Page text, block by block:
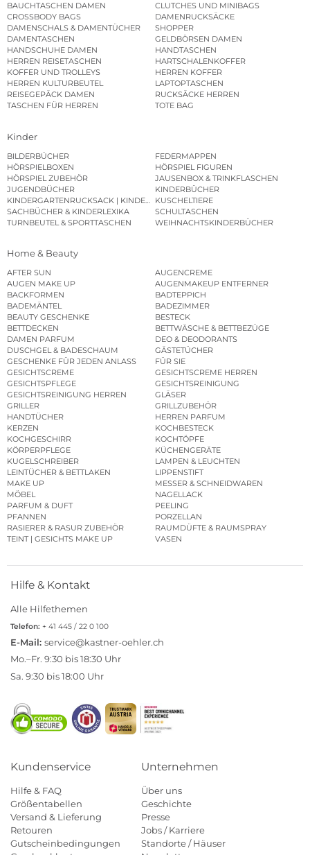
BAUCHTASCHEN DAMEN
CLUTCHES UND MINIBAGS
CROSSBODY BAGS
DAMENRUCKSÄCKE
DAMENSCHALS & DAMENTÜCHER
SHOPPER
DAMENTASCHEN
GELDBÖRSEN DAMEN
HANDSCHUHE DAMEN
HANDTASCHEN
HERREN REISETASCHEN
HARTSCHALENKOFFER
KOFFER UND TROLLEYS
HERREN KOFFER
HERREN KULTURBEUTEL
LAPTOPTASCHEN
REISEGEPÄCK DAMEN
RUCKSÄCKE HERREN
TASCHEN FÜR HERREN
TOTE BAG
Kinder
BILDERBÜCHER
FEDERMAPPEN
HÖRSPIELBOXEN
HÖRSPIEL FIGUREN
HÖRSPIEL ZUBEHÖR
JAUSENBOX & TRINKFLASCHEN
JUGENDBÜCHER
KINDERBÜCHER
KINDERGARTENRUCKSACK | KINDERGARTENBEUTEL
KUSCHELTIERE
SACHBÜCHER & KINDERLEXIKA
SCHULTASCHEN
TURNBEUTEL & SPORTTASCHEN
WEIHNACHTSKINDERBÜCHER
Home & Beauty
AFTER SUN
AUGENCREME
AUGEN MAKE UP
AUGENMAKEUP ENTFERNER
BACKFORMEN
BADTEPPICH
BADEMÄNTEL
BADEZIMMER
BEAUTY GESCHENKE
BESTECK
BETTDECKEN
BETTWÄSCHE & BETTBEZÜGE
DAMEN PARFUM
DEO & DEODORANTS
DUSCHGEL & BADESCHAUM
GÄSTETÜCHER
GESCHENKE FÜR JEDEN ANLASS
FÜR SIE
GESICHTSCREME
GESICHTSCREME HERREN
GESICHTSPFLEGE
GESICHTSREINIGUNG
GESICHTSREINIGUNG HERREN
GLÄSER
GRILLER
GRILLZUBEHÖR
HANDTÜCHER
HERREN PARFUM
KERZEN
KOCHBESTECK
KOCHGESCHIRR
KOCHTÖPFE
KÖRPERPFLEGE
KÜCHENGERÄTE
KUGELSCHREIBER
LAMPEN & LEUCHTEN
LEINTÜCHER & BETTLAKEN
LIPPENSTIFT
MAKE UP
MESSER & SCHNEIDWAREN
MÖBEL
NAGELLACK
PARFUM & DUFT
PEELING
PFANNEN
PORZELLAN
RASIERER & RASUR ZUBEHÖR
RAUMDÜFTE & RAUMSPRAY
TEINT | GESICHTS MAKE UP
VASEN
Hilfe & Kontakt
Alle Hilfethemen
Telefon: + 41 445 / 22 0 100
E-Mail: service@kastner-oehler.ch
Mo.–Fr. 9:30 bis 18:30 Uhr
Sa. 9:30 bis 18:00 Uhr
Kundenservice
Hilfe & FAQ
Größentabellen
Versand & Lieferung
Retouren
Gutscheinbedingungen
Unternehmen
Über uns
Geschichte
Presse
Jobs / Karriere
Standorte / Häuser